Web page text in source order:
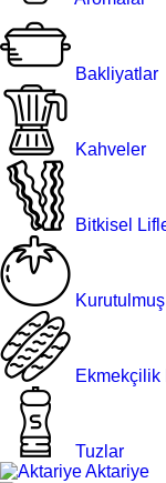
Bakliyatlar
Kahveler
Bitkisel
Ekmekçilik
Tuzlar
Aktariye